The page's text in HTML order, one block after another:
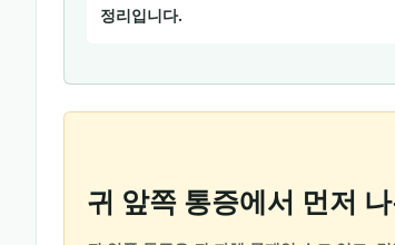
정리입니다.
귀 앞쪽 통증에서 먼저